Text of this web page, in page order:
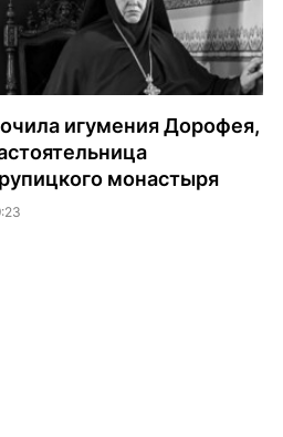
игумения Дорофея,
монастыря